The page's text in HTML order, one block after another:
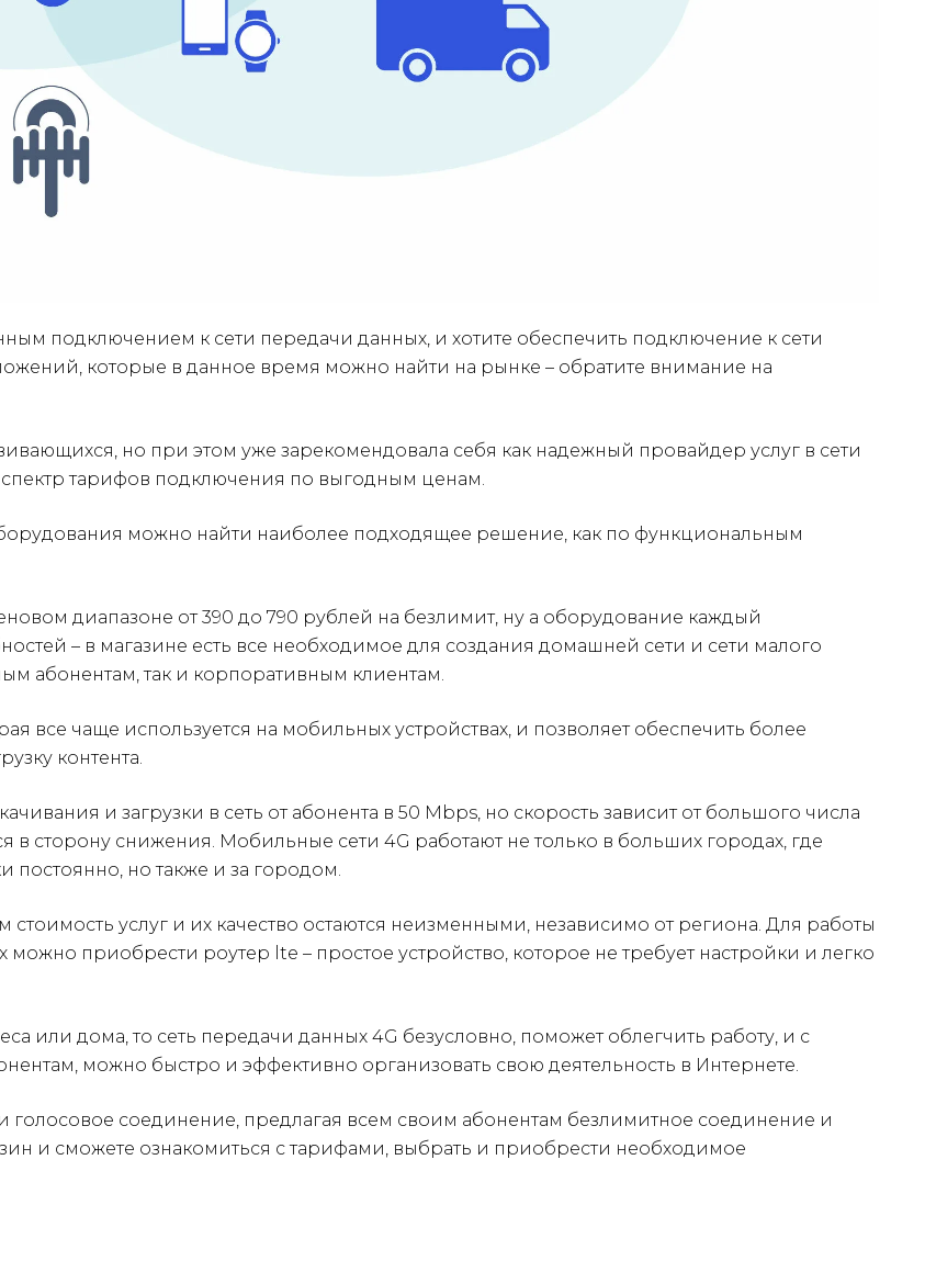
подключением к сети передачи данных, и хотите обеспечить подключение к сети
которые в данное время можно найти на рынке – обратите внимание на
но при этом уже зарекомендовала себя как надежный провайдер услуг в сети
тарифов подключения по выгодным ценам.
можно найти наиболее подходящее решение, как по функциональным
диапазоне от 390 до 790 рублей на безлимит, ну а оборудование каждый
– в магазине есть все необходимое для создания домашней сети и сети малого
абонентам, так и корпоративным клиентам.
все чаще используется на мобильных устройствах, и позволяет обеспечить более
контента.
и загрузки в сеть от абонента в 50 Mbps, но скорость зависит от большого числа
в сторону снижения. Мобильные сети 4G работают не только в больших городах, где
постоянно, но также и за городом.
услуг и их качество остаются неизменными, независимо от региона. Для работы
можно приобрести роутер lte – простое устройство, которое не требует настройки и легко
или дома, то сеть передачи данных 4G безусловно, поможет облегчить работу, и с
можно быстро и эффективно организовать свою деятельность в Интернете.
и голосовое соединение, предлагая всем своим абонентам безлимитное соединение и
и сможете ознакомиться с тарифами, выбрать и приобрести необходимое